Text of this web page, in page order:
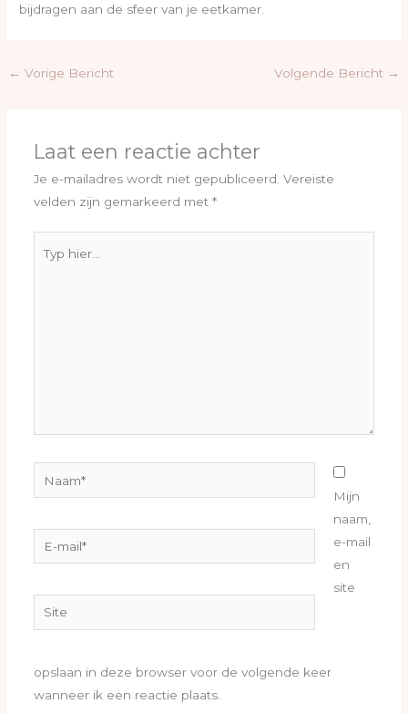
bijdragen aan de sfeer van je eetkamer.
← Vorige Bericht Volgende Bericht →
Laat een reactie achter
Je e-mailadres wordt niet gepubliceerd. Vereiste
velden zijn gemarkeerd met *
hier...
mail*
Site
Mijn
naam,
e-mail
en
site
opslaan in deze browser voor de volgende keer
wanneer ik een reactie plaats.